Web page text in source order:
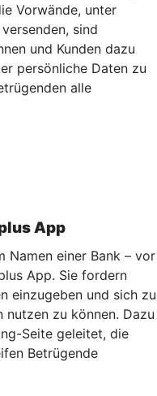
Vorwände, unter
sind
und Kunden dazu
persönliche Daten zu
alle
App
Namen einer Bank – vor
App. Sie fordern
einzugeben und sich zu
zu können. Dazu
Seite geleitet, die
Betrügende